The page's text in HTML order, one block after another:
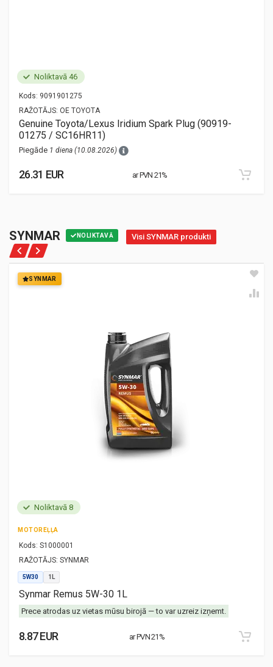
Noliktavā 46
Kods: 9091901275
RAŽOTĀJS: OE TOYOTA
Genuine Toyota/Lexus Iridium Spark Plug (90919-
01275 / SC16HR11)
Piegāde 1 diena (10.08.2026)
26.31 EUR ar PVN 21%
SYNMAR NOLIKTAVĀ Visi SYNMAR produkti
SYNMAR
Noliktavā 8
MOTOREĻĻA
Kods: S1000001
RAŽOTĀJS: SYNMAR
5W30 1L
Synmar Remus 5W-30 1L
Prece atrodas uz vietas mūsu birojā — to var uzreiz izņemt.
8.87 EUR ar PVN 21%